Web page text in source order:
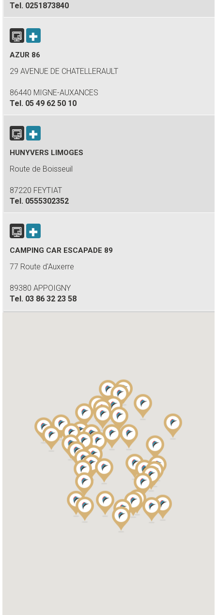
Tel. 0251873840
AZUR 86
29 AVENUE DE CHATELLERAULT
86440 MIGNE-AUXANCES
Tel. 05 49 62 50 10
HUNYVERS LIMOGES
Route de Boisseuil
87220 FEYTIAT
Tel. 0555302352
CAMPING CAR ESCAPADE 89
77 Route d'Auxerre
89380 APPOIGNY
Tel. 03 86 32 23 58